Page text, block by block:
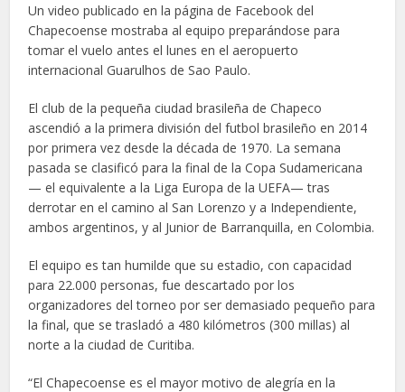
Un video publicado en la página de Facebook del
Chapecoense mostraba al equipo preparándose para
tomar el vuelo antes el lunes en el aeropuerto
internacional Guarulhos de Sao Paulo.
El club de la pequeña ciudad brasileña de Chapeco
ascendió a la primera división del futbol brasileño en 2014
por primera vez desde la década de 1970. La semana
pasada se clasificó para la final de la Copa Sudamericana
— el equivalente a la Liga Europa de la UEFA— tras
derrotar en el camino al San Lorenzo y a Independiente,
ambos argentinos, y al Junior de Barranquilla, en Colombia.
El equipo es tan humilde que su estadio, con capacidad
para 22.000 personas, fue descartado por los
organizadores del torneo por ser demasiado pequeño para
la final, que se trasladó a 480 kilómetros (300 millas) al
norte a la ciudad de Curitiba.
“El Chapecoense es el mayor motivo de alegría en la